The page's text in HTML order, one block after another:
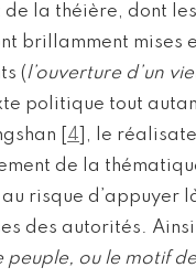
la théière, dont les
brillamment mises
(l’ouverture d’un
politique tout
4 , le
de la
risque d’appuyer
des autorités. Ainsi
peuple, ou le motif